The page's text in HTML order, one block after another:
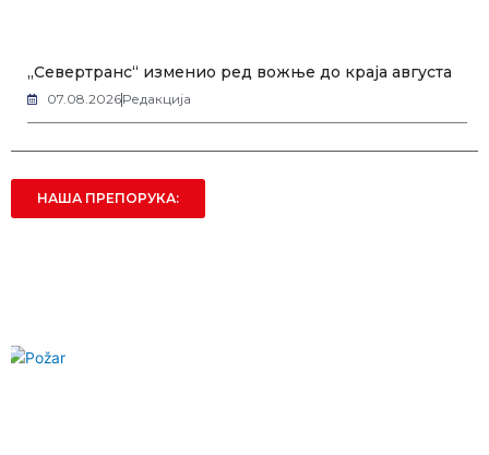
„Севертранс“ изменио ред вожње до краја августа
07.08.2026Редакција
НАША ПРЕПОРУКА: